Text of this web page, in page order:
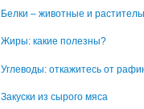
Белки – животные и
Жиры: какие полезны?
Углеводы: откажитесь от
Закуски из сырого мяса